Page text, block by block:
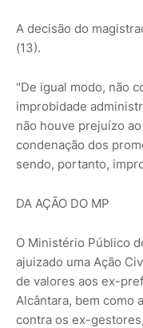
A decisão do
(13).
"De igual modo, não
improbidade
não houve prejuízo
condenação dos
sendo, portanto,
DA AÇÃO DO MP
O Ministério Público
ajuizado uma Ação
de valores aos ex-
Alcântara, bem como
contra os ex-